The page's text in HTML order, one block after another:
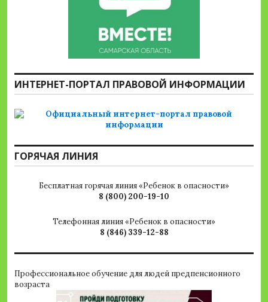
ИНТЕРНЕТ-ПОРТАЛ ПРАВОВОЙ ИНФОРМАЦИИ
ГОРЯЧАЯ ЛИНИЯ
Бесплатная горячая линия «Ребенок в опасности»
8 (800) 200-19-10
Телефонная линия «Ребенок в опасности»
8 (846) 339-12-88
Профессиональное обучение для людей предпенсионного
возраста